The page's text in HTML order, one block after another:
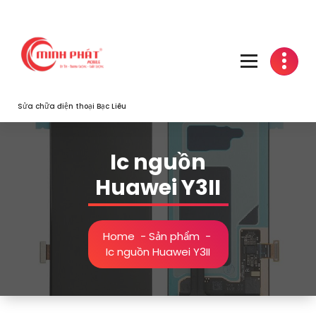
content
Sửa chữa điện thoại Bạc Liêu
Ic nguồn
Huawei Y3II
Home - Sản phẩm -
Ic nguồn Huawei Y3II